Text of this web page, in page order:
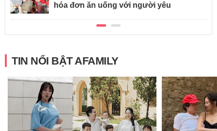
hóa đơn ăn uống với người yêu
TIN NỔI BẬT AFAMILY